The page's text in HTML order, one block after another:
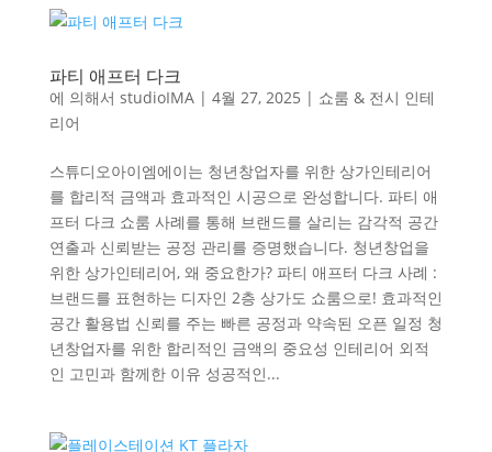
파티 애프터 다크
에 의해서 studioIMA| 4월 27, 2025 | 쇼룸 & 전시 인테
리어
스튜디오아이엠에이는 청년창업자를 위한 상가인테리어
를 합리적 금액과 효과적인 시공으로 완성합니다. 파티 애
프터 다크 쇼룸 사례를 통해 브랜드를 살리는 감각적 공간
연출과 신뢰받는 공정 관리를 증명했습니다. 청년창업을
위한 상가인테리어, 왜 중요한가? 파티 애프터 다크 사례 :
브랜드를 표현하는 디자인 2층 상가도 쇼룸으로! 효과적인
공간 활용법 신뢰를 주는 빠른 공정과 약속된 오픈 일정 청
년창업자를 위한 합리적인 금액의 중요성 인테리어 외적
인 고민과 함께한 이유 성공적인...